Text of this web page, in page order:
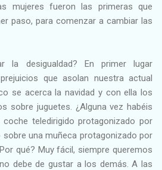
mujeres fueron las primeras que
paso, para comenzar a cambiar las
la desigualdad? En primer lugar
que asolan nuestra actual
se acerca la navidad y con ella los
sobre juguetes. ¿Alguna vez habéis
teledirigido protagonizado por
sobre una muñeca protagonizado por
qué? Muy fácil, siempre queremos
debe de gustar a los demás. A las